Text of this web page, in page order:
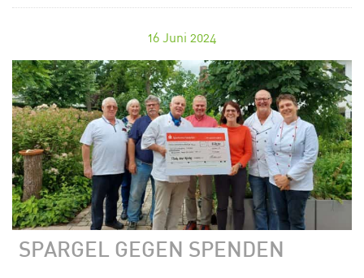
16 Juni 2024
SPARGEL GEGEN SPENDEN